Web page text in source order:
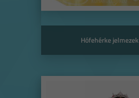
Hófehérke jelmezek